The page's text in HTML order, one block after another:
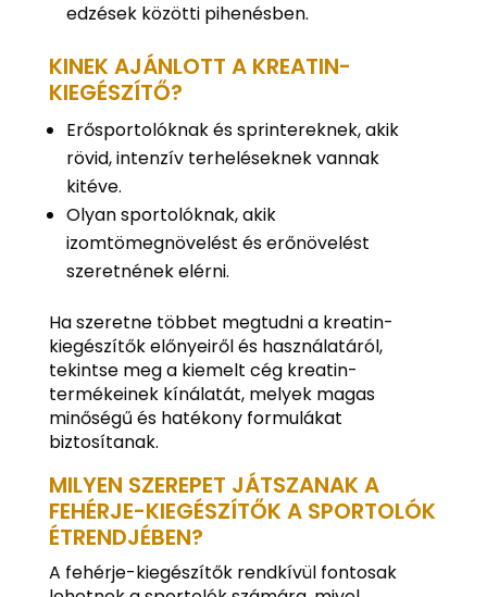
edzések közötti pihenésben.
KINEK AJÁNLOTT A KREATIN-
KIEGÉSZÍTŐ?
Erősportolóknak és sprintereknek, akik
rövid, intenzív terheléseknek vannak
kitéve.
Olyan sportolóknak, akik
izomtömegnövelést és erőnövelést
szeretnének elérni.
Ha szeretne többet megtudni a kreatin-
kiegészítők előnyeiről és használatáról,
tekintse meg a kiemelt cég kreatin-
termékeinek kínálatát, melyek magas
minőségű és hatékony formulákat
biztosítanak.
MILYEN SZEREPET JÁTSZANAK A
FEHÉRJE-KIEGÉSZÍTŐK A SPORTOLÓK
ÉTRENDJÉBEN?
A fehérje-kiegészítők rendkívül fontosak